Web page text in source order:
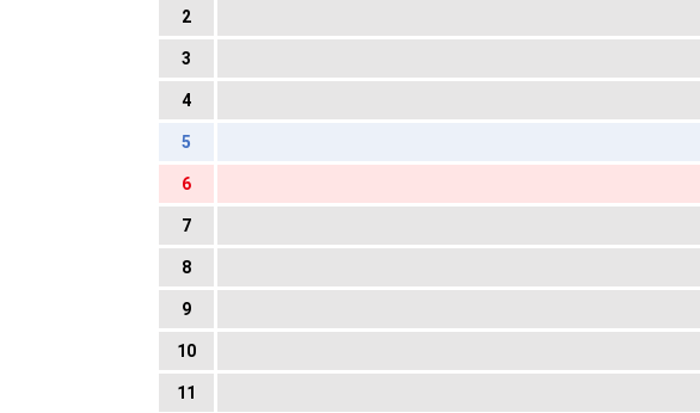
2
3
4
5
6
7
8
9
10
11